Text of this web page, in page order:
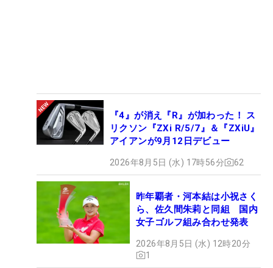
『4』が消え『R』が加わった！ ス
リクソン『ZXi R/5/7』＆『ZXiU』
アイアンが9月12日デビュー
2026年8月5日 (水) 17時56分 62
昨年覇者・河本結は小祝さく
ら、佐久間朱莉と同組 国内
女子ゴルフ組み合わせ発表
2026年8月5日 (水) 12時20分
1